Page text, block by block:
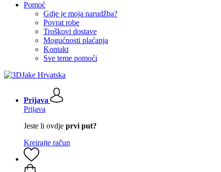
Pomoć
Gdje je moja narudžba?
Povrat robe
Troškovi dostave
Mogućnosti plaćanja
Kontakt
Sve teme pomoći
Prijava
Prijava
Jeste li ovdje prvi put?
Kreirajte račun